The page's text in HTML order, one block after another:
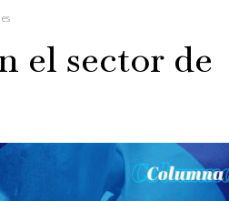
el sector de